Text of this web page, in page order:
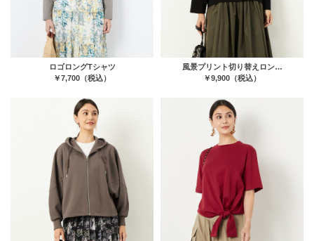
ロゴロングTシャツ
￥7,700（税込）
風景プリント切り替えロン…
￥9,900（税込）